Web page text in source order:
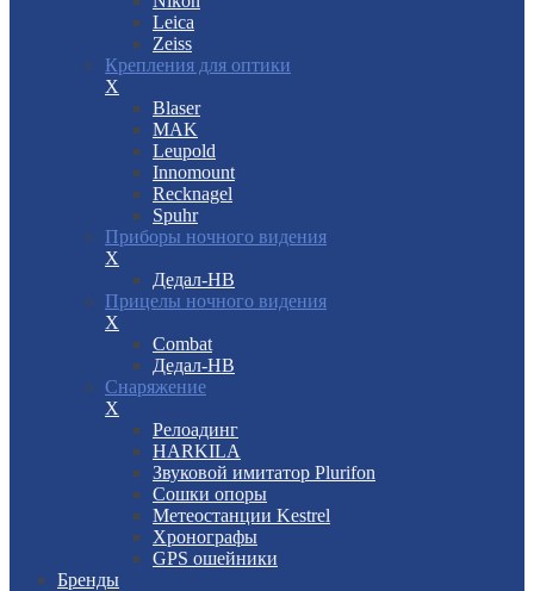
Leica
Zeiss
Крепления для оптики
X
Blaser
MAK
Leupold
Innomount
Recknagel
Spuhr
Приборы ночного видения
X
Дедал-НВ
Прицелы ночного видения
X
Combat
Дедал-НВ
Снаряжение
X
Релоадинг
HARKILA
Звуковой имитатор Plurifon
Сошки опоры
Метеостанции Kestrel
Хронографы
GPS ошейники
Бренды